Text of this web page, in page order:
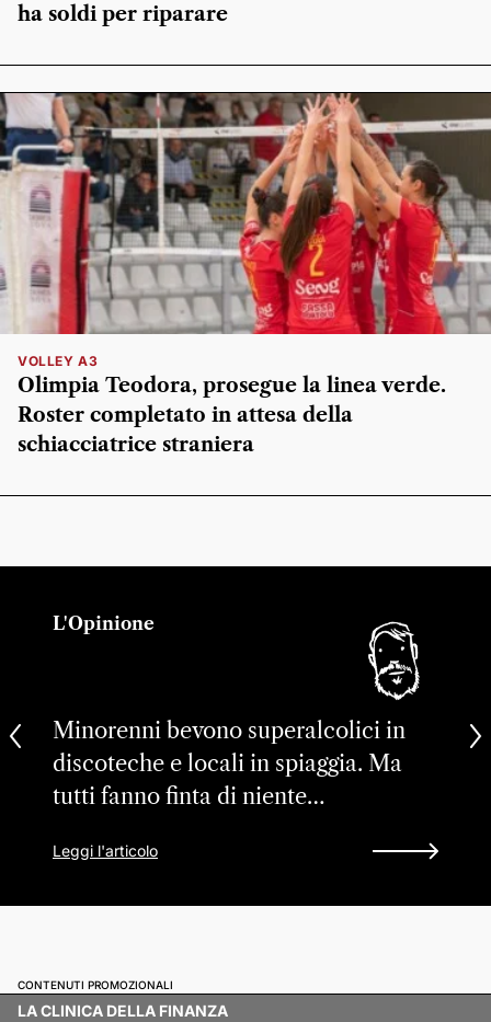
ha soldi per riparare
VOLLEY A3
Olimpia Teodora, prosegue la linea verde.
Roster completato in attesa della
schiacciatrice straniera
L'Opinione
Minorenni bevono superalcolici in
discoteche e locali in spiaggia. Ma
tutti fanno finta di niente…
Leggi l'articolo
CONTENUTI PROMOZIONALI
LA CLINICA DELLA FINANZA